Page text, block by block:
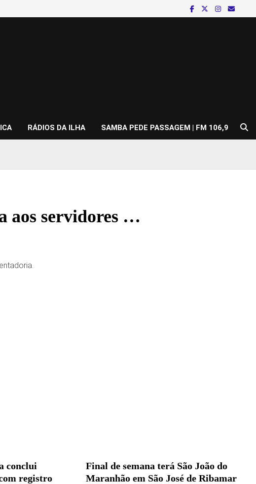
RÁDIOS DA ILHA SAMBA PEDE PASSAGEM | FM 106,9
aos servidores …
conclui
registro
Final de semana terá São João do
Maranhão em São José de Ribamar